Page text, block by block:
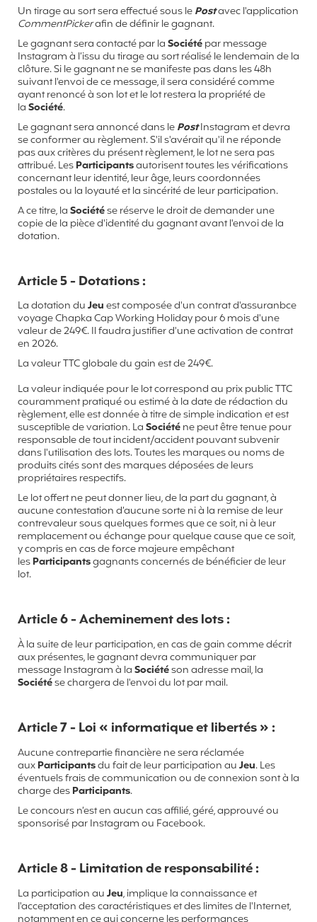
Un tirage au sort sera effectué sous lePostavec l'application
CommentPickerafin de définir le gagnant.
Le gagnant sera contacté par laSociétépar message
Instagram à l’issu du tirage au sort réalisé le lendemain de la
clôture. Si le gagnant ne se manifeste pas dans les 48h
suivant l'envoi de ce message, il sera considéré comme
ayant renoncé à son lot et le lot restera la propriété de
laSociété.
Le gagnant sera annoncé dans lePostInstagram et devra
se conformer au règlement. S'il s'avérait qu'il ne réponde
pas aux critères du présent règlement, le lot ne sera pas
attribué. LesParticipantsautorisent toutes les vérifications
concernant leur identité, leur âge, leurs coordonnées
postales ou la loyauté et la sincérité de leur participation.
A ce titre, laSociétése réserve le droit de demander une
copie de la pièce d'identité du gagnant avant l'envoi de la
dotation.
Article 5 - Dotations :
La dotation duJeuest composée d'un contrat d'assuranbce
voyage Chapka Cap Working Holiday pour 6 mois d'une
valeur de 249€. Il faudra justifier d'une activation de contrat
en 2026.
La valeur TTC globale du gain est de 249€.
La valeur indiquée pour le lot correspond au prix public TTC
couramment pratiqué ou estimé à la date de rédaction du
règlement, elle est donnée à titre de simple indication et est
susceptible de variation. LaSociéténe peut être tenue pour
responsable de tout incident/accident pouvant subvenir
dans l'utilisation des lots. Toutes les marques ou noms de
produits cités sont des marques déposées de leurs
propriétaires respectifs.
Le lot offert ne peut donner lieu, de la part du gagnant, à
aucune contestation d’aucune sorte ni à la remise de leur
contrevaleur sous quelques formes que ce soit, ni à leur
remplacement ou échange pour quelque cause que ce soit,
y compris en cas de force majeure empêchant
lesParticipantsgagnants concernés de bénéficier de leur
lot.
Article 6 - Acheminement des lots :
À la suite de leur participation, en cas de gain comme décrit
aux présentes, le gagnant devra communiquer par
message Instagram à laSociétéson adresse mail, la
Sociétése chargera de l'envoi du lot par mail.
Article 7 - Loi « informatique et libertés » :
Aucune contrepartie financière ne sera réclamée
auxParticipantsdu fait de leur participation auJeu. Les
éventuels frais de communication ou de connexion sont à la
charge desParticipants.
Le concours n’est en aucun cas affilié, géré, approuvé ou
sponsorisé par Instagram ou Facebook.
Article 8 - Limitation de responsabilité :
La participation auJeu, implique la connaissance et
l'acceptation des caractéristiques et des limites de l'Internet,